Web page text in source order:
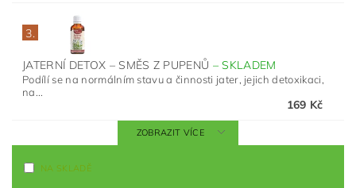
3.
JATERNÍ DETOX – SMĚS Z PUPENŮ –SKLADEM
Podílí se na normálním stavu a činnosti jater, jejich detoxikaci,
na...
169 Kč
ZOBRAZIT VÍCE
NA SKLADĚ